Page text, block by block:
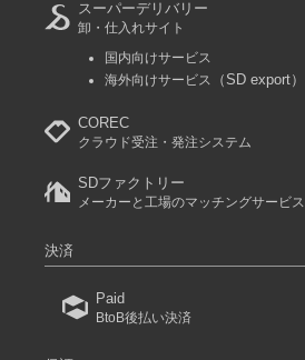
スーパーデリバリー
卸・仕入れサイト
国内向けサービス
海外向けサービス
（SD export）
COREC
クラウド受注・発注システム
SDファクトリー
メーカーと工場のマッチングサービス
決済
Paid
BtoB後払い決済